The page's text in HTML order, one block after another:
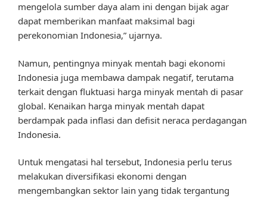
mengelola sumber daya alam ini dengan bijak agar
dapat memberikan manfaat maksimal bagi
perekonomian Indonesia,” ujarnya.
Namun, pentingnya minyak mentah bagi ekonomi
Indonesia juga membawa dampak negatif, terutama
terkait dengan fluktuasi harga minyak mentah di pasar
global. Kenaikan harga minyak mentah dapat
berdampak pada inflasi dan defisit neraca perdagangan
Indonesia.
Untuk mengatasi hal tersebut, Indonesia perlu terus
melakukan diversifikasi ekonomi dengan
mengembangkan sektor lain yang tidak tergantung